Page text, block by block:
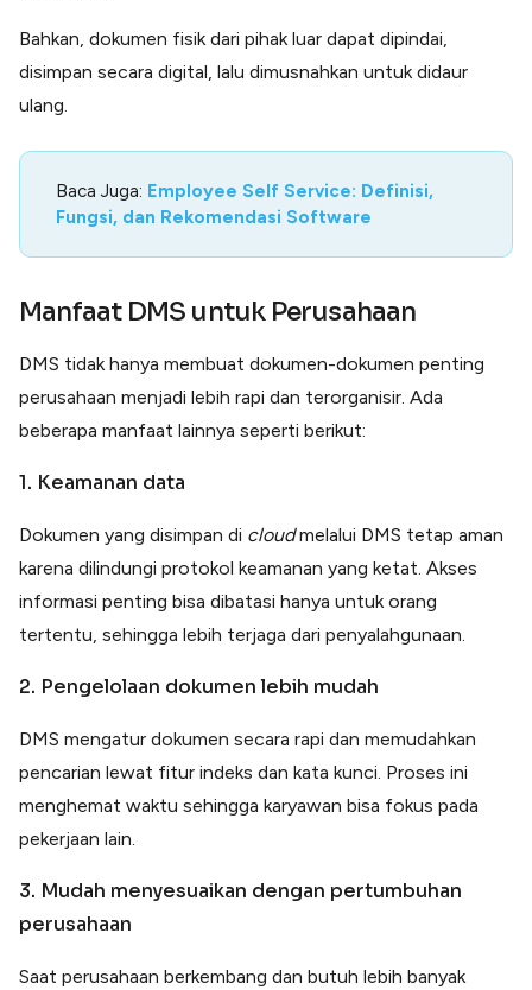
Bahkan, dokumen fisik dari pihak luar dapat dipindai,
disimpan secara digital, lalu dimusnahkan untuk didaur
ulang.
Baca Juga: Employee Self Service: Definisi,
Fungsi, dan Rekomendasi Software
Manfaat DMS untuk Perusahaan
DMS tidak hanya membuat dokumen-dokumen penting
perusahaan menjadi lebih rapi dan terorganisir. Ada
beberapa manfaat lainnya seperti berikut:
1. Keamanan data
Dokumen yang disimpan di cloudmelalui DMS tetap aman
karena dilindungi protokol keamanan yang ketat. Akses
informasi penting bisa dibatasi hanya untuk orang
tertentu, sehingga lebih terjaga dari penyalahgunaan.
2. Pengelolaan dokumen lebih mudah
DMS mengatur dokumen secara rapi dan memudahkan
pencarian lewat fitur indeks dan kata kunci. Proses ini
menghemat waktu sehingga karyawan bisa fokus pada
pekerjaan lain.
3. Mudah menyesuaikan dengan pertumbuhan
perusahaan
Saat perusahaan berkembang dan butuh lebih banyak